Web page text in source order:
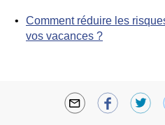
Comment réduire les
vos vacances ?